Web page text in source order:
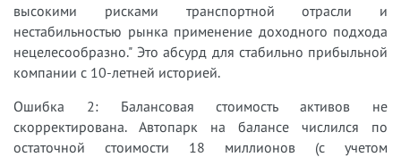
высокими рисками транспортной отрасли и
нестабильностью рынка применение доходного подхода
нецелесообразно." Это абсурд для стабильно прибыльной
компании с 10-летней историей.
Ошибка 2: Балансовая стоимость активов не
скорректирована. Автопарк на балансе числился по
остаточной стоимости 18 миллионов (с учетом